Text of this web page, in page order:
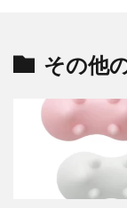
その他